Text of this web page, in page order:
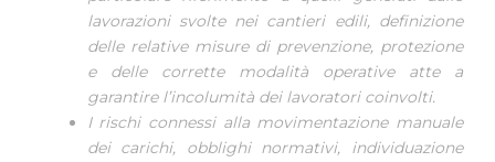
lavorazioni svolte nei cantieri edili, definizione
delle relative misure di prevenzione, protezione
e delle corrette modalità operative atte a
garantire l’incolumità dei lavoratori coinvolti.
I rischi connessi alla movimentazione manuale
dei carichi, obblighi normativi, individuazione